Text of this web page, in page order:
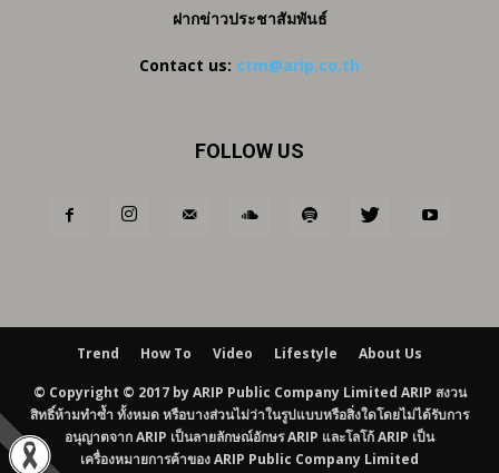
ฝากข่าวประชาสัมพันธ์
Contact us: ctm@arip.co.th
FOLLOW US
Trend How To Video Lifestyle About Us
© Copyright © 2017 by ARIP Public Company Limited ARIP สงวน
สิทธิ์ห้ามทำซ้ำ ทั้งหมด หรือบางส่วนไม่ว่าในรูปแบบหรือสิ่งใดโดยไม่ได้รับการ
อนุญาตจาก ARIP เป็นลายลักษณ์อักษร ARIP และโลโก้ ARIP เป็น
เครื่องหมายการค้าของ ARIP Public Company Limited